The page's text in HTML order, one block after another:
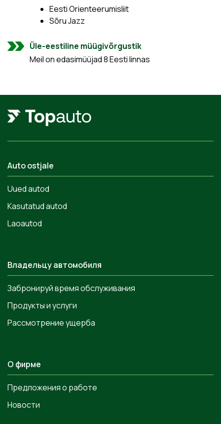
Eesti Orienteerumisliit
Sõru Jazz
Üle-eestiline müügivõrgustik
Meil on edasimüüjad 8 Eesti linnas
Auto ostjale
Uued autod
Kasutatud autod
Laoautod
Владельцу автомобиля
Забронируй время обслуживания
Продукты и услуги
Рассмотрение ущерба
О фирме
Предложения о работе
Новости